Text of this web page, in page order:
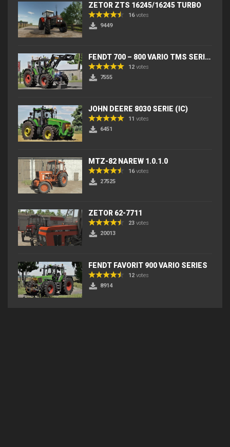
ZETOR ZTS 16245/16245 TURBO
16votes
9449
FENDT 700 – 800 VARIO TMS SERIES (IC) V2
12 votes
7555
JOHN DEERE 8030 SERIE (IC)
11 votes
6451
MTZ-82 NAREW 1.0.1.0
16votes
27525
ZETOR 62-7711
23 votes
20013
FENDT FAVORIT 900 VARIO SERIES
12 votes
8914